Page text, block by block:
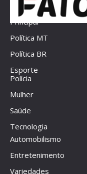
Principal
Política MT
Política BR
Esporte
Polícia
Mulher
Saúde
Tecnologia
Automobilismo
Entretenimento
Variedades